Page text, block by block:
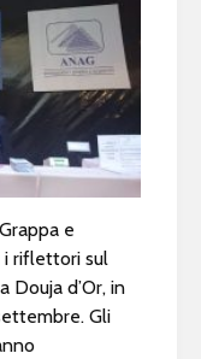
e
i riflettori sul
Douja d’Or, in
Gli